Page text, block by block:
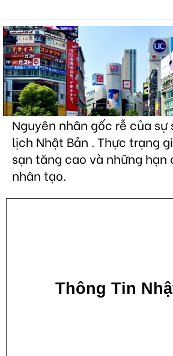
Nguyên nhân gốc rễ của sự
lịch Nhật Bản . Thực trạng
sạn tăng cao và những
nhân tạo.
Thông Tin